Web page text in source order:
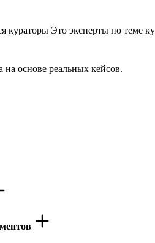
кураторы Это эксперты по теме
основе реальных кейсов.